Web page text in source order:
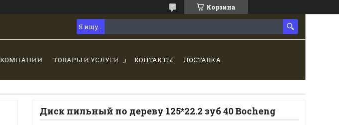
Корзина
КОМПАНИИ ТОВАРЫ И УСЛУГИ КОНТАКТЫ ДОСТАВКА
Диск пильный по дереву 125*22.2 зуб 40 Bocheng